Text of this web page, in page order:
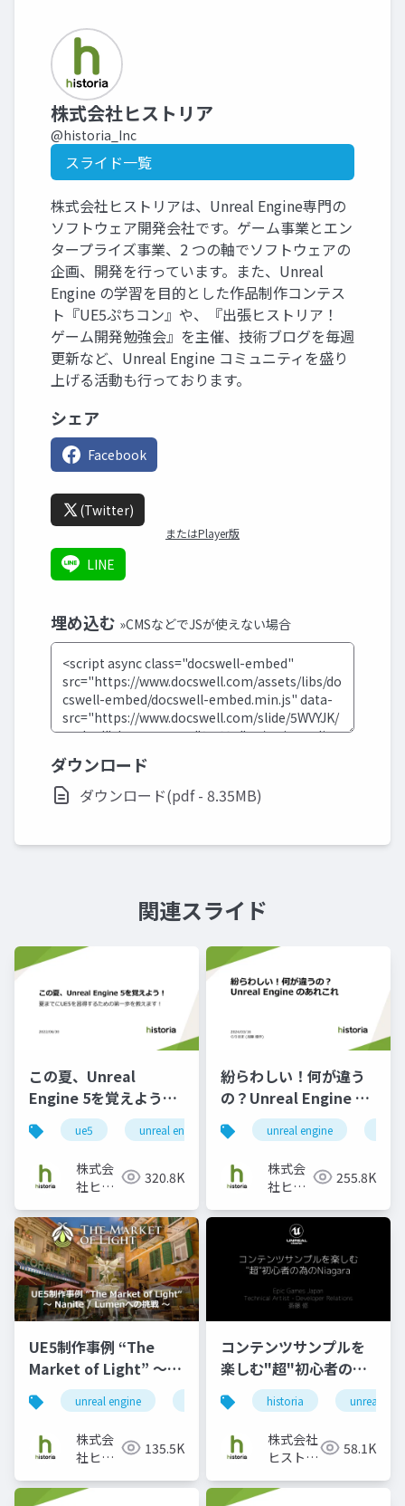
株式会社ヒストリア
@historia_Inc
スライド一覧
株式会社ヒストリアは、Unreal Engine専門の
ソフトウェア開発会社です。ゲーム事業とエン
タープライズ事業、2 つの軸でソフトウェアの
企画、開発を行っています。また、Unreal
Engine の学習を目的とした作品制作コンテス
ト『UE5ぷちコン』や、『出張ヒストリア！
ゲーム開発勉強会』を主催、技術ブログを毎週
更新など、Unreal Engine コミュニティを盛り
上げる活動も行っております。
シェア
Facebook
(Twitter)
またはPlayer版
LINE
埋め込む »CMSなどでJSが使えない場合
ダウンロード
ダウンロード(pdf - 8.35MB)
関連スライド
この夏、Unreal
Engine 5を覚えよう！
夏までにUE5を習得す
るための第一歩を教え
ます！
ue5 unreal engine5 unreal engine
株式会
社ヒス
320.8K
紛らわしい！何が違う
の？Unreal Engine の
あれこれunreal engine
株式会
社ヒス
255.8K
UE5制作事例 “The
Market of Light” ～
Nanite／Lumenへの挑
戦～
unreal engine ue5 historia
株式会
社ヒス
135.5K
コンテンツサンプルを
楽しむ"超"初心者の為
のNiagara
historia unreal
株式会社
ヒストリ
58.1K